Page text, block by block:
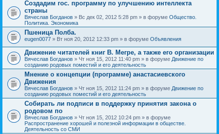
Создадим гос. программу по улучшению интеллекта
страны
Вячеслав Богданов » Вс дек 02, 2012 5:28 pm » в форуме Общество.
Политика. Экономика
Пшеница Полба.
eugen0077 » Вт ноя 20, 2012 12:33 pm » в форуме Объявления
Движение читателей книг В. Мегре, а также его организации
Вячеслав Богданов » Чт ноя 15, 2012 11:40 pm » в форуме Движение по
созданию родовых поместий и его деятельность
Мнение о концепции (программе) анастасиевского
Движения
Вячеслав Богданов » Чт ноя 15, 2012 11:24 pm » в форуме Движение по
созданию родовых поместий и его деятельность
Собирать ли подписи в поддержку принятия закона о
родовом по
Вячеслав Богданов » Чт ноя 15, 2012 10:24 pm » в форуме
Распространение хорошей и полезной информации в обществе.
Деятельность со СМИ